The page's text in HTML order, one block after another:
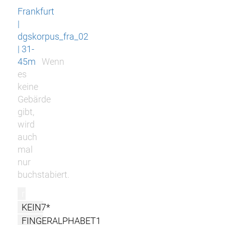
Frankfurt
|
dgskorpus_fra_02
| 31-
45m
Wenn
es
keine
Gebärde
gibt,
wird
auch
mal
nur
buchstabiert.
KEIN7*
FINGERALPHABET1